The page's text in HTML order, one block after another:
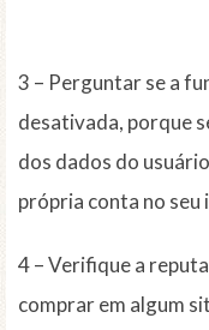
3 – Perguntar se a
desativada, porque
dos dados do
própria conta no seu
4 – Verifique a
comprar em algum